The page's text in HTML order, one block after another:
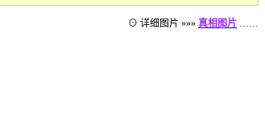
⊙ 详细图片 »»» 真相图片 ……